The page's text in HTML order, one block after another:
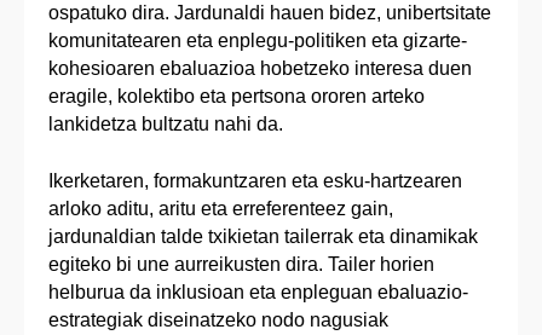
ospatuko dira. Jardunaldi hauen bidez, unibertsitate
komunitatearen eta enplegu-politiken eta gizarte-
kohesioaren ebaluazioa hobetzeko interesa duen
eragile, kolektibo eta pertsona ororen arteko
lankidetza bultzatu nahi da.
Ikerketaren, formakuntzaren eta esku-hartzearen
arloko aditu, aritu eta erreferenteez gain,
jardunaldian talde txikietan tailerrak eta dinamikak
egiteko bi une aurreikusten dira. Tailer horien
helburua da inklusioan eta enpleguan ebaluazio-
estrategiak diseinatzeko nodo nagusiak